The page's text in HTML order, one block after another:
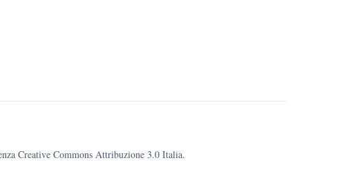
Creative Commons Attribuzione 3.0 Italia.